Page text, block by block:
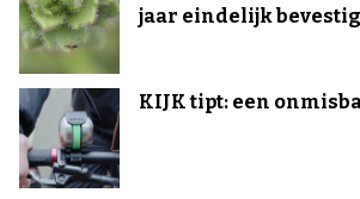
jaar eindelijk
KIJK tipt: een